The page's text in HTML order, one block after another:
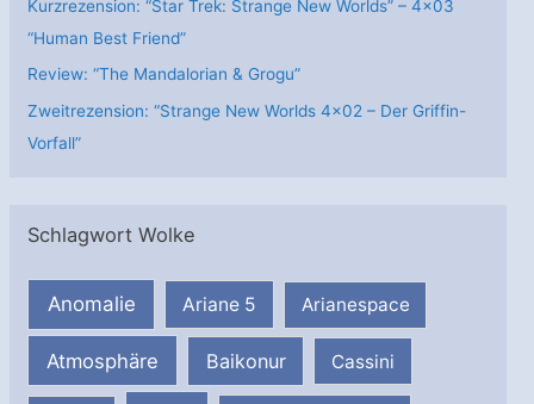
Kurzrezension: “Star Trek: Strange New Worlds” – 4×03
“Human Best Friend”
Review: “The Mandalorian & Grogu”
Zweitrezension: “Strange New Worlds 4×02 – Der Griffin-
Vorfall”
Schlagwort Wolke
Anomalie Ariane 5 Arianespace
Atmosphäre Baikonur Cassini